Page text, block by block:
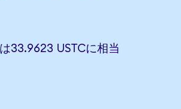
33.9623 USTCに相当